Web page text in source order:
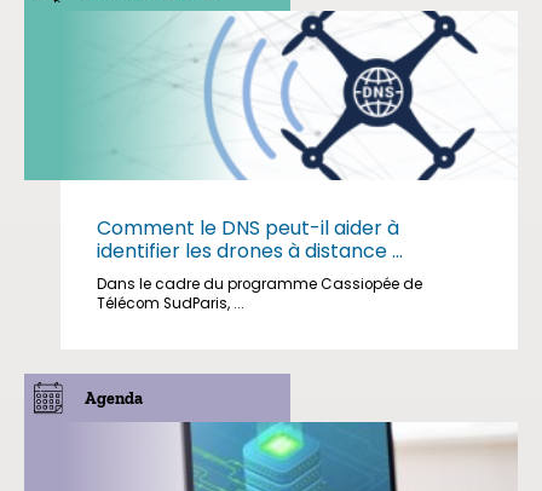
Comment le DNS peut-il aider à
identifier les drones à distance ...
Dans le cadre du programme Cassiopée de
Télécom SudParis, ...
Agenda